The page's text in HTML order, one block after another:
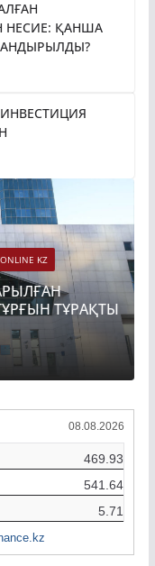
НЕСИЕ: ҚАНША
KZ
ТҰРАҚТЫ
08.08.2026
469.93
541.64
5.71